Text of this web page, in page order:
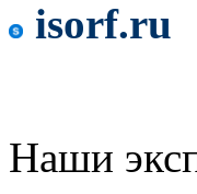
isorf.ru
Наши